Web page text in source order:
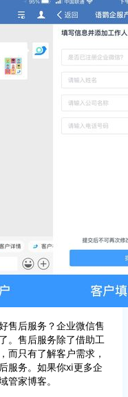
售后服务？企业微信售
。售后服务除了借助工
而只有了解客户需求，
服务。如果你xi更多企
管家博客。